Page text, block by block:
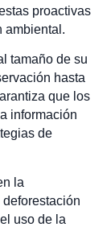
proactivas
ambiental.
tamaño de su
hasta
que los
información
de
la
uso de la